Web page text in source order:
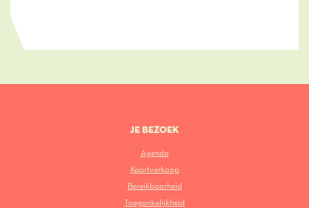
JE BEZOEK
Agenda
Kaartverkoop
Bereikbaarheid
Toegankelijkheid